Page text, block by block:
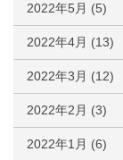
2022年5月 (5)
2022年4月 (13)
2022年3月 (12)
2022年2月 (3)
2022年1月 (6)